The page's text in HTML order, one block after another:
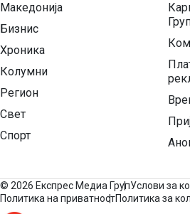
Македонија
Бизнис
Хроника
Колумни
Регион
Свет
Спорт
© 2026 Експрес Медиа ГрупУслови за
Политика на приватностПолитика за